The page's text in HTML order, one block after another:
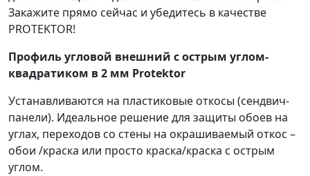
Закажите прямо сейчас и убедитесь в качестве
PROTEKTOR!
Профиль угловой внешний с острым углом-
квадратиком в 2 мм Protektor
Устанавливаются на пластиковые откосы (сендвич-
панели). Идеальное решение для защиты обоев на
углах, переходов со стены на окрашиваемый откос –
обои /краска или просто краска/краска с острым
углом.